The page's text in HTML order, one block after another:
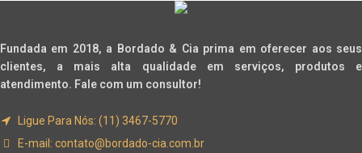
Fundada em 2018, a Bordado & Cia prima em oferecer aos seus
clientes, a mais alta qualidade em serviços, produtos e
atendimento. Fale com um consultor!
Ligue Para Nós: (11) 3467-5770
E-mail: contato@bordado-cia.com.br